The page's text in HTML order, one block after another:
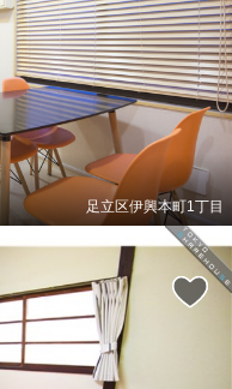
足立区伊興本町1丁目